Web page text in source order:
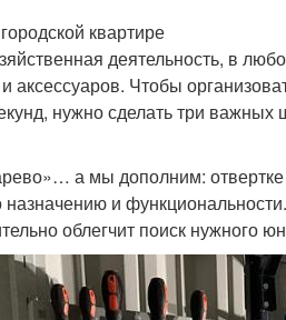
квартире
деятельность, в
Чтобы
нужно сделать три важных
а мы дополним:
назначению и
облегчит поиск нужного